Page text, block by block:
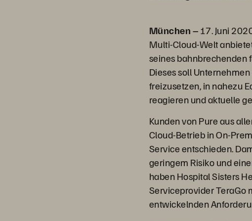
München –17. Juni
Multi-Cloud-Welt
seines bahnbrechenden
Dieses soll
freizusetzen, in nahezu
reagieren und aktuelle
Kunden von Pure aus
Cloud-Betrieb in On-
Service entschieden.
geringem Risiko und
haben Hospital Sisters
Serviceprovider TeraGo
entwickelnden